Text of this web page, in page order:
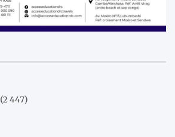
(2 447)